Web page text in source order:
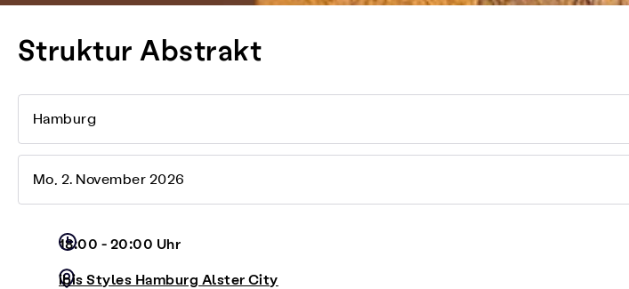
Struktur Abstrakt
Hamburg
Mo, 2. November 2026
18:00 - 20:00 Uhr
ibis Styles Hamburg Alster City